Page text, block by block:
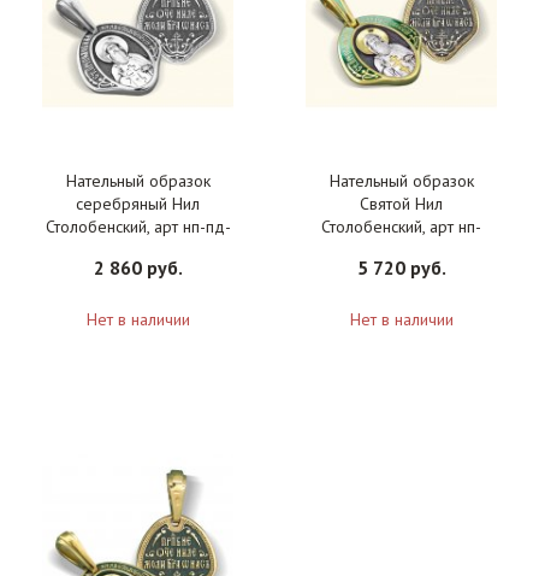
Нательный образок
серебряный Нил
Столобенский, арт нп-пд-
2 860 руб.
Нет в наличии
Нательный образок
Святой Нил
Столобенский, арт нп-
5 720 руб.
Нет в наличии